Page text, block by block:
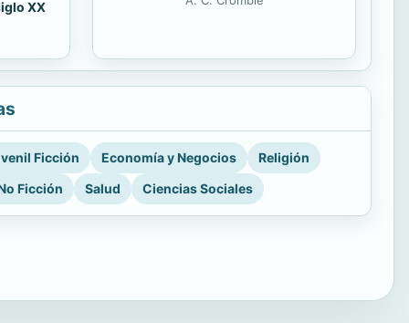
XX
Ficción Economía y Negocios
Religión
Ficción
Salud Ciencias Sociales